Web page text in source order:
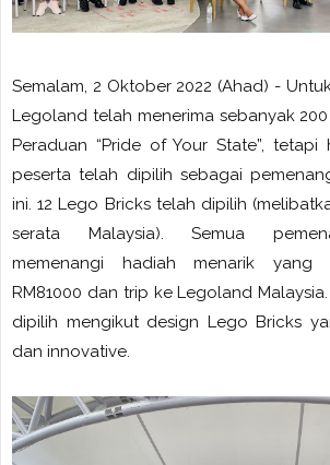
Semalam, 2 Oktober 2022 (Ahad) -
Legoland telah menerima sebanyak
Peraduan “Pride of Your State”, tetapi
peserta telah dipilih sebagai
ini. 12 Lego Bricks telah dipilih
serata Malaysia). Semua
memenangi hadiah menarik yang
RM81000 dan trip ke Legoland
dipilih mengikut design Lego Bricks
dan innovative.